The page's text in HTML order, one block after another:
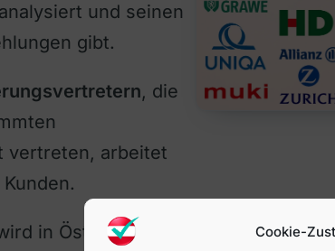
Cookie-
und seinen
gibt.
, die
vertreten, arbeitet
in Österreich